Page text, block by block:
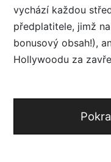
vychází každou
předplatitele, jimž
bonusový obsah!),
Hollywoodu za